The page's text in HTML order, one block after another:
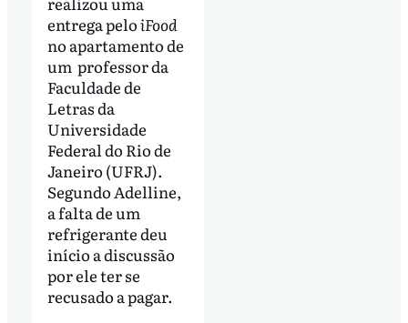
entrega peloiFood
no apartamento de
um professor da
Faculdade de
Letras da
Universidade
Federal do Rio de
Janeiro (UFRJ).
Segundo Adelline,
a falta de um
refrigerante deu
início a discussão
por ele ter se
recusado a pagar.